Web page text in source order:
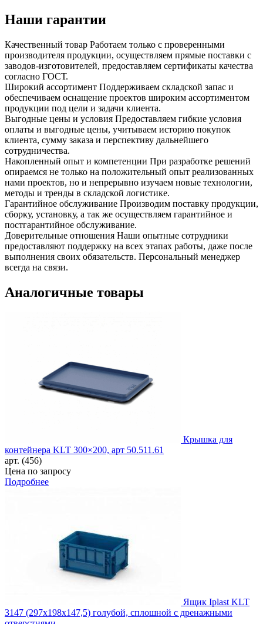
Наши гарантии
Качественный товар Работаем только с проверенными
производителя продукции, осуществляем прямые поставки с
заводов-изготовителей, предоставляем сертификаты качества
согласно ГОСТ.
Широкий ассортимент Поддерживаем складской запас и
обеспечиваем оснащение проектов широким ассортиментом
продукции под цели и задачи клиента.
Выгодные цены и условия Предоставляем гибкие условия
оплаты и выгодные цены, учитываем историю покупок
клиента, сумму заказа и перспективу дальнейшего
сотрудничества.
Накопленный опыт и компетенции При разработке решений
опираемся не только на положительный опыт реализованных
нами проектов, но и непрерывно изучаем новые технологии,
методы и тренды в складской логистике.
Гарантийное обслуживание Производим поставку продукции,
сборку, установку, а так же осуществляем гарантийное и
постгарантийное обслуживание.
Доверительные отношения Наши опытные сотрудники
предоставляют поддержку на всех этапах работы, даже после
выполнения своих обязательств. Персональный менеджер
всегда на связи.
Аналогичные товары
Крышка для
контейнера KLT 300×200, арт 50.511.61
арт. (456)
Цена по запросу
Подробнее
Ящик Iplast KLT
3147 (297х198х147,5) голубой, сплошной с дренажными